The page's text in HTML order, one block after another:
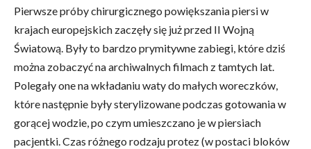
Pierwsze próby chirurgicznego powiększania piersi w
krajach europejskich zaczęły się już przed II Wojną
Światową. Były to bardzo prymitywne zabiegi, które dziś
można zobaczyć na archiwalnych filmach z tamtych lat.
Polegały one na wkładaniu waty do małych woreczków,
które następnie były sterylizowane podczas gotowania w
gorącej wodzie, po czym umieszczano je w piersiach
pacjentki. Czas różnego rodzaju protez (w postaci bloków